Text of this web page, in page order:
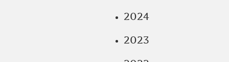
2024
2023